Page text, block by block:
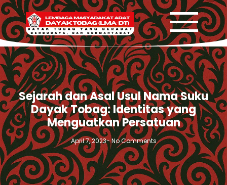
Sejarah dan Asal Usul Nama Suku
Dayak Tobag: Identitas yang
Menguatkan Persatuan
April 7, 2023-No Comments